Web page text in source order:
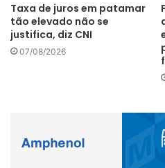
máquinas-
Taxa de juros em patamar
tão elevado não se
justifica, diz CNI
07/08/2026